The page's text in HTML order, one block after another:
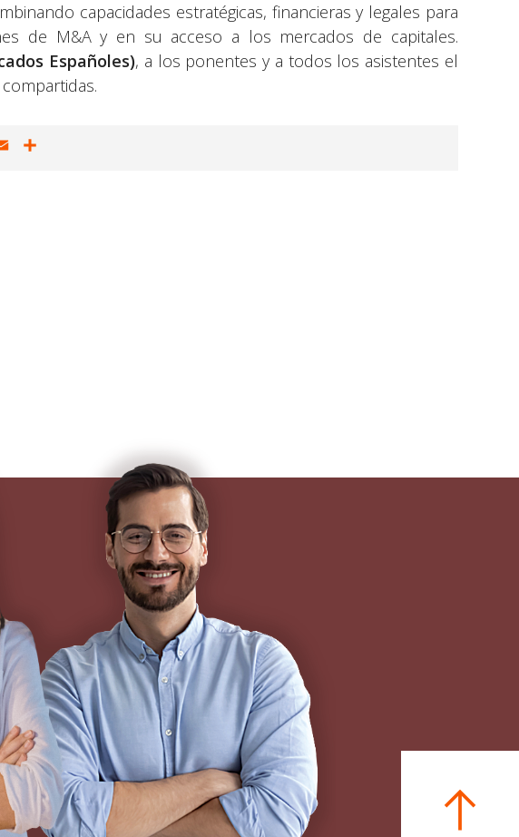
capacidades estratégicas, financieras y legales para
de M&A y en su acceso a los mercados de capitales.
Españoles), a los ponentes y a todos los asistentes el